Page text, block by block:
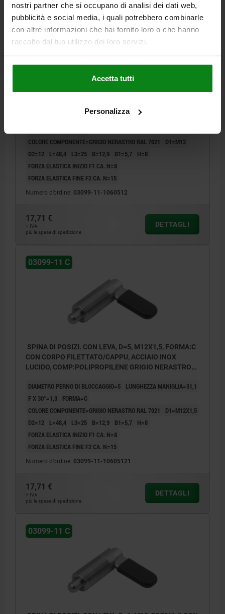
nostri partner che si occupano di analisi dei dati web,
pubblicità e social media, i quali potrebbero combinarle
con altre informazioni che hai fornito loro o che hanno
raccolto dal tuo utilizzo dei loro servizi.
Accetta tutti
Personalizza
SPINA DI POSIZI. CON LEVA, D=5, M12, FORMA:C CON
LUNGHEZZA MANIGLIA=31,1
COLORE COMPONENTE=GRIGIO NERASTRO RAL 7021
D1=M12
D2=12
L=48,4 L3=25 B=12,9 B1=5,7
H=8
FORZA ELASTICA INIZIO F1 CA. N=8
FORZA ELASTICA FINE F2 CA. N=15
Numero d’ordine: 03099-11-1060512
17,71 €
+ IVA
più le spese di spedizione
DETTAGLI
03099-11 C
SPINA DI POSIZI. CON LEVA, D=5, M12X1,5, FORMA:C
CON CORPO FILETTATO/CAPPU, ACCIAIO INOX
LUCIDO, COMP:POLIPROPILENE GRIGIO NERASTRO
DIAMETRO PERNO DI BLOCCAGGIO=5
LUNGHEZZA MANIGLIA=31,1
F X 30°=1,3
FORMA=C
COLORE COMPONENTE=GRIGIO NERASTRO RAL 7021
D1=M12X1,5
D2=12
L=48,4 L3=25 B=12,9 B1=5,7
H=8
FORZA ELASTICA INIZIO F1 CA. N=8
FORZA ELASTICA FINE F2 CA. N=15
Numero d’ordine: 03099-11-10605121
17,71 €
+ IVA
più le spese di spedizione
DETTAGLI
03099-11 C